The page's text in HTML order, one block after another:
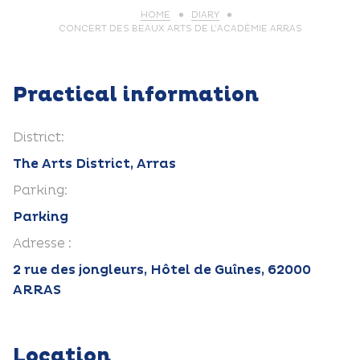
HOME
DIARY
CONCERT DES BEAUX ARTS DE L’ACADÉMIE ARRAS
Practical information
District:
The Arts District, Arras
Parking:
Parking
Adresse :
2 rue des jongleurs, Hôtel de Guînes, 62000
ARRAS